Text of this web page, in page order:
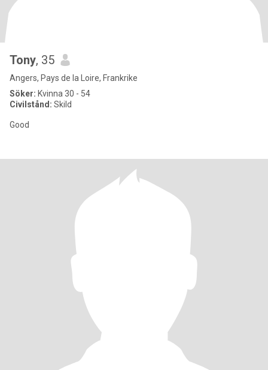
Tony, 35
Angers, Pays de la Loire, Frankrike
Söker: Kvinna 30 - 54
Civilstånd: Skild
Good